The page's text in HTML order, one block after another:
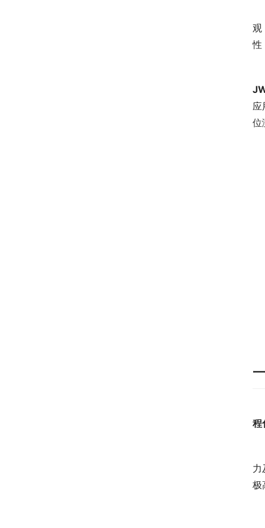
观
性
应
位
程
力
极